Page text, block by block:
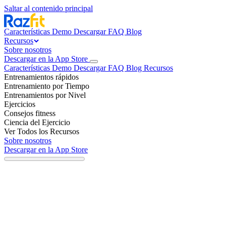
Saltar al contenido principal
Características Demo DescargarFAQ Blog
Recursos
Sobre nosotros
Descargar en la App Store
Características Demo DescargarFAQ Blog Recursos
Entrenamientos rápidos
Entrenamiento por Tiempo
Entrenamientos por Nivel
Ejercicios
Consejos fitness
Ciencia del Ejercicio
Ver Todos los Recursos
Sobre nosotros
Descargar en la App Store